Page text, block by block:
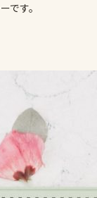
です。